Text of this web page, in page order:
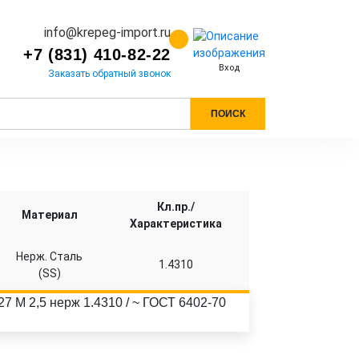
info@krepeg-import.ru
+7 (831) 410-82-22
Заказать обратный звонок Вход
ПОИСК
Материал
Кл.пр./
Характеристика
Нерж. Сталь
(SS)
1.4310